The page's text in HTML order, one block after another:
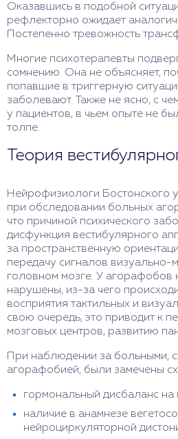
Оказавшись в подобной
рефлекторно ожидает
Постепенно тревожность
Многие психотерапевты
сомнению. Она не объясняет,
попавшие в триггерную
заболевают. Также не ясно, с
у пациентов, в чьем опыте не
толпе.
Теория
Нейрофизиологи Бостонского
при обследовании больных
что причиной психического
дисфункция вестибулярного
за пространственную
передачу сигналов
головном мозге. У агорафобов
нарушены, из-за чего
восприятия тактильных и
свою очередь, это приводит к
мозговых центров, развитию
При наблюдении за больными,
агорафобией, были замечены
гормональный дисбаланс на
наличие в анамнезе
нейроциркуляторной